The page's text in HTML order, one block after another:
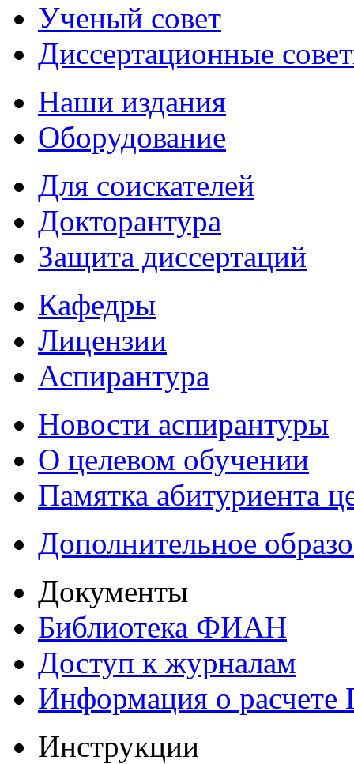
Ученый совет
Диссертационные
Наши издания
Оборудование
Для соискателей
Докторантура
Защита диссертаций
Кафедры
Лицензии
Аспирантура
Новости аспирантуры
О целевом обучении
Памятка абитуриента
Дополнительное
Документы
Библиотека ФИАН
Доступ к журналам
Информация о
Инструкции